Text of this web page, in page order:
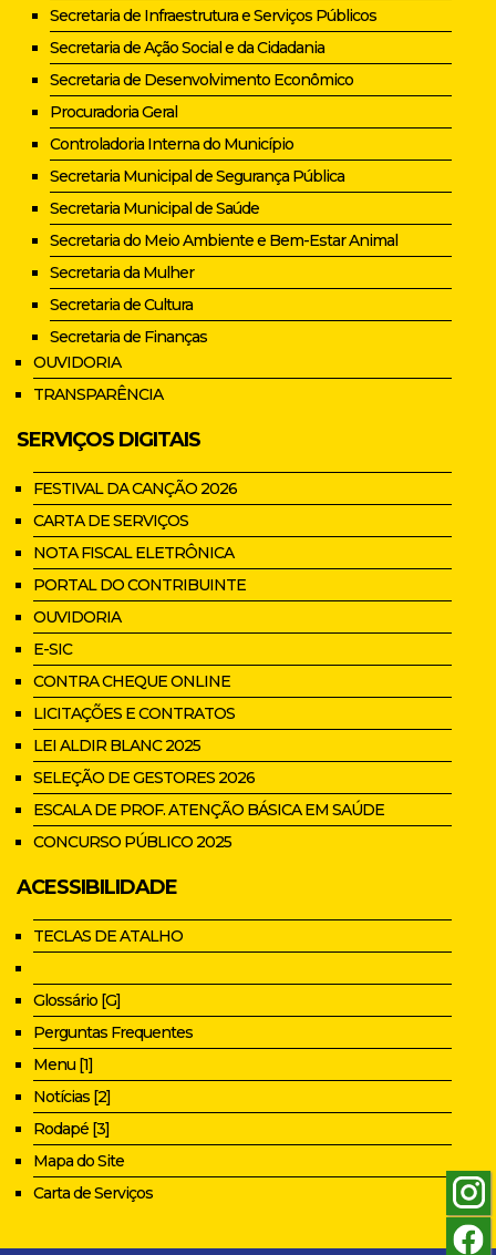
Secretaria de Infraestrutura e Serviços Públicos
Secretaria de Ação Social e da Cidadania
Secretaria de Desenvolvimento Econômico
Procuradoria Geral
Controladoria Interna do Município
Secretaria Municipal de Segurança Pública
Secretaria Municipal de Saúde
Secretaria do Meio Ambiente e Bem-Estar Animal
Secretaria da Mulher
Secretaria de Cultura
Secretaria de Finanças
OUVIDORIA
TRANSPARÊNCIA
SERVIÇOS DIGITAIS
FESTIVAL DA CANÇÃO 2026
CARTA DE SERVIÇOS
NOTA FISCAL ELETRÔNICA
PORTAL DO CONTRIBUINTE
OUVIDORIA
E-SIC
CONTRA CHEQUE ONLINE
LICITAÇÕES E CONTRATOS
LEI ALDIR BLANC 2025
SELEÇÃO DE GESTORES 2026
ESCALA DE PROF. ATENÇÃO BÁSICA EM SAÚDE
CONCURSO PÚBLICO 2025
ACESSIBILIDADE
TECLAS DE ATALHO
Glossário [G]
Perguntas Frequentes
Menu [1]
Notícias [2]
Rodapé [3]
Mapa do Site
Carta de Serviços